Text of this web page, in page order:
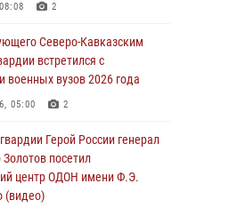
курсу подготовки на
05:00 3
получают из дома
газеты и поддержку земляков
05:00
2
Северо-Кавказским
встретился с
военных вузов 2026 года
05:00 2
Герой России генерал
посетил
центр ОДОН имени Ф.Э.
(видео)